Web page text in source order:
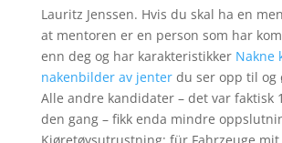
Lauritz Jenssen. Hvis du skal ha en
at mentoren er en person som har
enn deg og har karakteristikker Nakne
nakenbilder av jenterdu ser opp til og
Alle andre kandidater – det var faktisk
den gang – fikk enda mindre